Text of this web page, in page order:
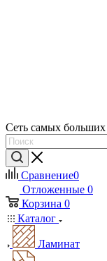
Сеть самых
Сравнение0
Отложенные 0
Корзина 0
Каталог
Ламинат